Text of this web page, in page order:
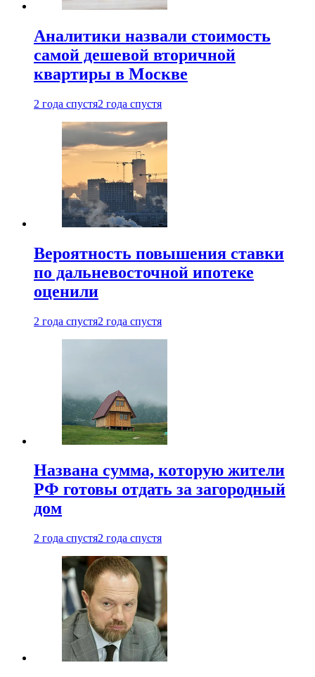
Аналитики назвали стоимость
самой дешевой вторичной
квартиры в Москве
2 года спустя2 года спустя
Вероятность повышения ставки
по дальневосточной ипотеке
оценили
2 года спустя2 года спустя
Названа сумма, которую жители
РФ готовы отдать за загородный
дом
2 года спустя2 года спустя